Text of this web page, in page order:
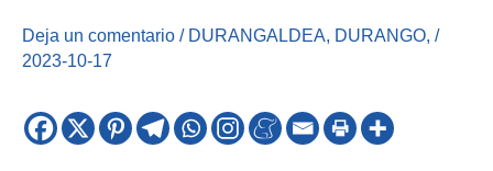
Deja un comentario / DURANGALDEA, DURANGO, /
2023-10-17